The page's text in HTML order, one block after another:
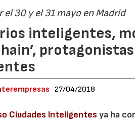
el 30 y el 31 mayo en Madrid
inteligentes,
27/04/2018
Ciudades Inteligentes ya ha